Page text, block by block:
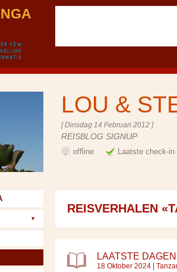
LOU &
[ Dinsdag 14 Februari 2012 ]
REISBLOG SIGNUP
offline Laatste check-
REISVERHALEN
LAATSTE
18 Oktober 2024 |